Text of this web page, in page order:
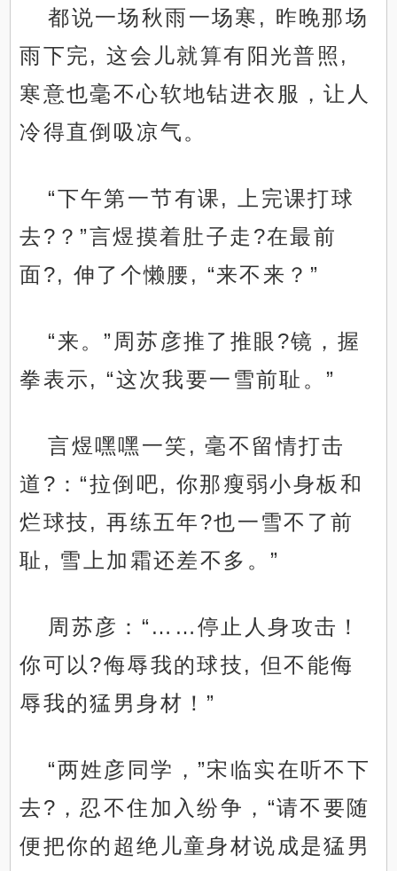
都说一场秋雨一场寒, 昨晚那场
雨下完, 这会儿就算有阳光普照,
寒意也毫不心软地钻进衣服，让人
冷得直倒吸凉气。
“下午第一节有课, 上完课打球
去?？”言煜摸着肚子走?在最前
面?, 伸了个懒腰, “来不来？”
“来。”周苏彦推了推眼?镜，握
拳表示, “这次我要一雪前耻。”
言煜嘿嘿一笑, 毫不留情打击
道?：“拉倒吧, 你那瘦弱小身板和
烂球技, 再练五年?也一雪不了前
耻, 雪上加霜还差不多。”
周苏彦：“……停止人身攻击！
你可以?侮辱我的球技, 但不能侮
辱我的猛男身材！”
“两姓彦同学，”宋临实在听不下
去?，忍不住加入纷争，“请不要随
便把你的超绝儿童身材说成是猛男